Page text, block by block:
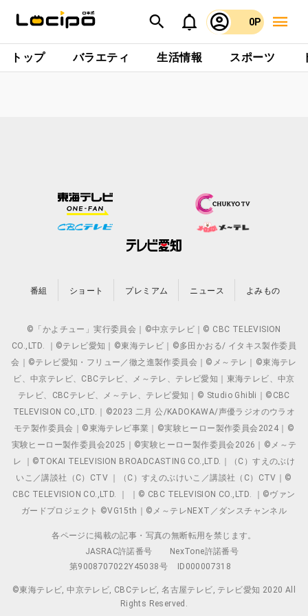
0P
トップ バラエティ 生活情報 スポーツ
番組 ショート プレミアム ニュース よみもの
©「かよチュー」実行委員会｜©中京テレビ｜© CBC TELEVISION
CO.,LTD. ｜©テレビ愛知｜©東海テレビ｜©多田かおる/ イタキス製作委員
会｜©テレビ愛知・フリュー／徹之進製作委員会｜©メ～テレ｜©東海テレ
ビ、中京テレビ、CBCテレビ、メ～テレ、テレビ愛知｜東海テレビ、中京
テレビ、CBCテレビ、メ～テレ、テレビ愛知｜© Studio Ghibli｜©CBC
TELEVISION CO.,LTD.｜©2023 二月 公/KADOKAWA/声優ラジオのウラオ
モテ製作委員会｜©東海テレビ事業｜©実験ヒーロー製作委員会2024｜©
実験ヒーロー製作委員会2025｜©実験ヒーロー製作委員会2026｜©メ～テ
レ ｜©TOKAI TELEVISION BROADCASTING CO.,LTD.｜（C）すえのぶけ
いこ／講談社（C）CTV ｜（C）すえのぶけいこ／講談社（C）CTV｜©
CBC TELEVISION CO.,LTD. ｜ ｜© CBC TELEVISION CO.,LTD. ｜©ヴァン
ガードプロジェクト ©VG15th｜©メ～テレNEXT／ダンスチャンネル
各ページに掲載の記事・写真の無断転用を禁じます。
JASRAC許諾番号
NexTone許諾番号
第9008707022Y45038号
ID000007318
©東海テレビ, 中京テレビ, CBCテレビ, 名古屋テレビ, テレビ愛知 2020 All
Rights Reserved.